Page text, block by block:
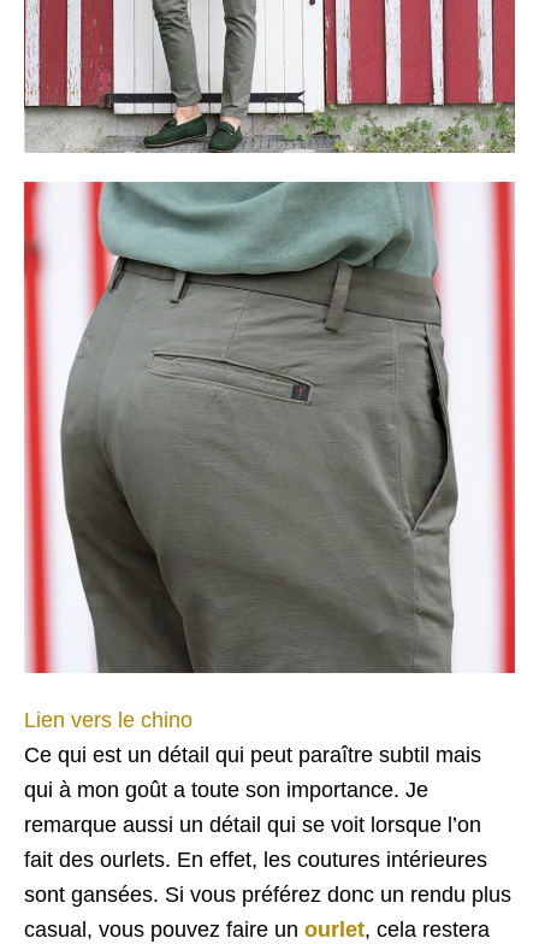
Lien vers le chino
Ce qui est un détail qui peut paraître subtil mais
qui à mon goût a toute son importance. Je
remarque aussi un détail qui se voit lorsque l’on
fait des ourlets. En effet, les coutures intérieures
sont gansées. Si vous préférez donc un rendu plus
casual, vous pouvez faire un ourlet, cela restera